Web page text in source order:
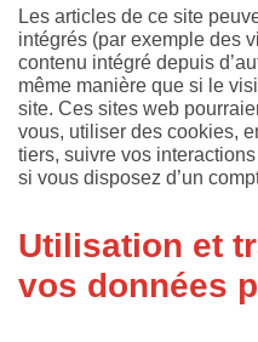
Les articles de ce site
intégrés (par exemple des
contenu intégré depuis
même manière que si le
site. Ces sites web
vous, utiliser des cookies,
tiers, suivre vos
si vous disposez d’un
Utilisation et
vos données